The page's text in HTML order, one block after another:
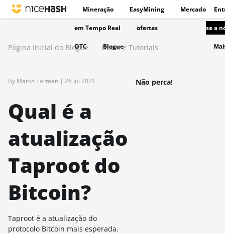
Mineração EasyMining Mercado
em Tempo Real ofertas
OTC Blogue
se a
Página Inicial do Blogue Guias e Tutoriais
By Marko Tarman | 26 Jul 2021
Qual é a
atualização
Taproot do
Bitcoin?
Taproot é a atualização do
protocolo Bitcoin mais esperada.
Não perca!